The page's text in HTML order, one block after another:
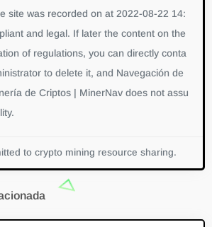
site was recorded on at 2022-08-22 14:
and legal. If later the content on the
of regulations, you can directly conta
to delete it, and Navegación de
de Criptos | MinerNav does not assu
to crypto mining resource sharing.